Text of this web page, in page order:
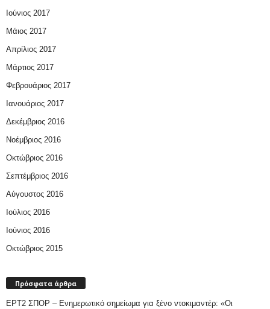
Ιούνιος 2017
Μάιος 2017
Απρίλιος 2017
Μάρτιος 2017
Φεβρουάριος 2017
Ιανουάριος 2017
Δεκέμβριος 2016
Νοέμβριος 2016
Οκτώβριος 2016
Σεπτέμβριος 2016
Αύγουστος 2016
Ιούλιος 2016
Ιούνιος 2016
Οκτώβριος 2015
Πρόσφατα άρθρα
ΕΡΤ2 ΣΠΟΡ – Ενημερωτικό σημείωμα για ξένο ντοκιμαντέρ: «Οι